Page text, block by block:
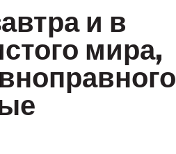
и в
мира,